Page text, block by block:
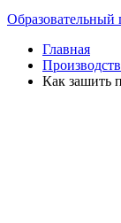
Образовательный
Главная
Как зашить